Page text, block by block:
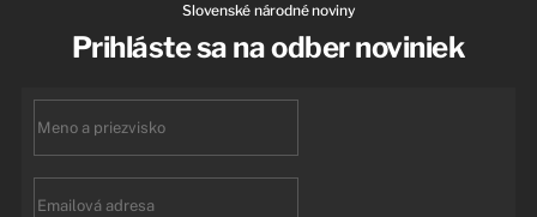
Slovenské národné noviny
Prihláste sa na odber noviniek